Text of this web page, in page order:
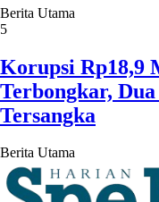
Berita Utama
5
Korupsi Rp18,9
Terbongkar,
Tersangka
Berita Utama